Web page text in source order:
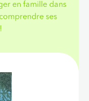
en famille dans
ses